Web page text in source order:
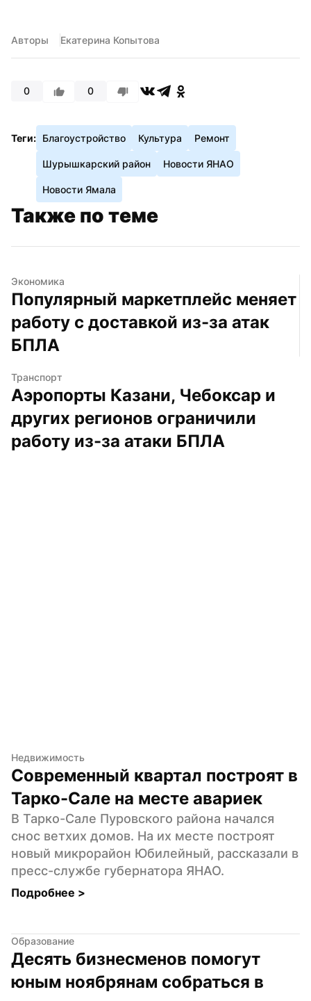
Авторы Екатерина Копытова
0 0
Теги: Благоустройство Культура Ремонт
Шурышкарский район Новости ЯНАО
Новости Ямала
Также по теме
Экономика
Популярный маркетплейс меняет
работу с доставкой из-за атак
БПЛА
Транспорт
Аэропорты Казани, Чебоксар и
других регионов ограничили
работу из-за атаки БПЛА
Недвижимость
Современный квартал построят в
Тарко-Сале на месте авариек
В Тарко-Сале Пуровского района начался
снос ветхих домов. На их месте построят
новый микрорайон Юбилейный, рассказали в
пресс-службе губернатора ЯНАО.
Подробнее >
Образование
Десять бизнесменов помогут
юным ноябрянам собраться в